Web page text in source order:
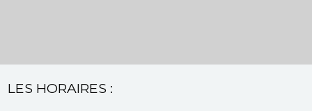
LES HORAIRES :